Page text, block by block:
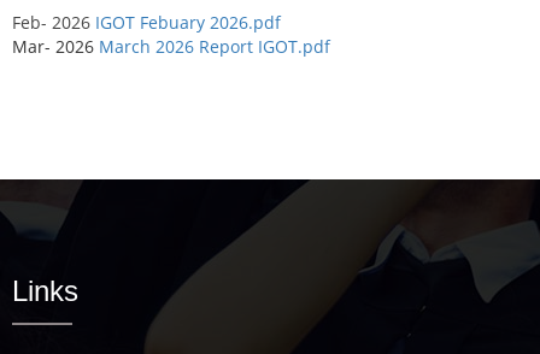
Feb- 2026 IGOT Febuary 2026.pdf
Mar- 2026 March 2026 Report IGOT.pdf
Links